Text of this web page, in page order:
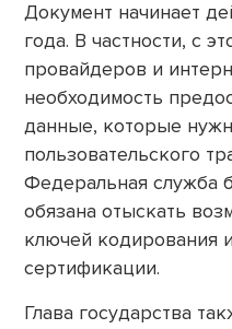
Документ начинает
года. В частности, с
провайдеров и
необходимость
данные, которые
пользовательского
Федеральная служба
обязана отыскать
ключей кодирования
сертификации.
Глава государства